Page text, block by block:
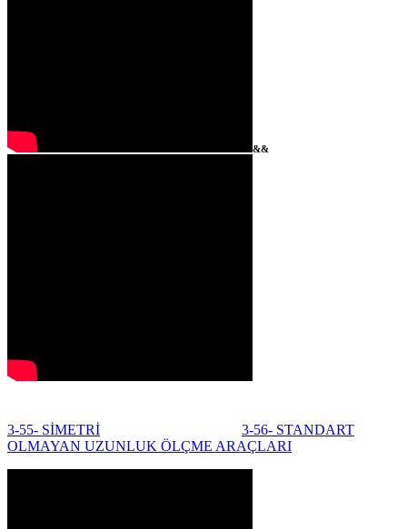
&&
3-55- SİMETRİ
3-56- STANDART
OLMAYAN UZUNLUK ÖLÇME ARAÇLARI